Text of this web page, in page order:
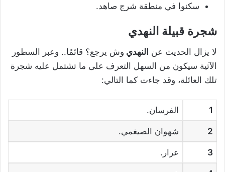
سكنوا في منطقة شرج صاهد.
شجرة قبيلة النهدي
لا يزال الحديث عن النهدي وش يرجع؟ قائمًا.. وعبر السطور
الآتية سيكون من السهل التعرف على ما تشتمل عليه شجرة
تلك العائلة، وقد جاءت كما التالي:
1 الفرسان.
2 شهوان الصيغمي.
3 عرار.